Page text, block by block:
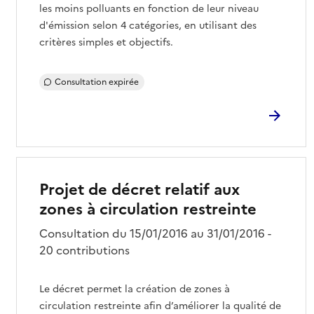
les moins polluants en fonction de leur niveau
d'émission selon 4 catégories, en utilisant des
critères simples et objectifs.
Consultation expirée
Projet de décret relatif aux
zones à circulation restreinte
Consultation du 15/01/2016 au 31/01/2016 -
20 contributions
Le décret permet la création de zones à
circulation restreinte afin d’améliorer la qualité de